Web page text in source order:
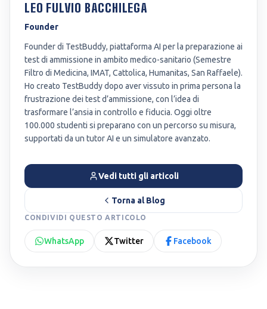
LEO FULVIO BACCHILEGA
Founder
Founder di TestBuddy, piattaforma AI per la preparazione ai
test di ammissione in ambito medico-sanitario (Semestre
Filtro di Medicina, IMAT, Cattolica, Humanitas, San Raffaele).
Ho creato TestBuddy dopo aver vissuto in prima persona la
frustrazione dei test d’ammissione, con l’idea di
trasformare l’ansia in controllo e fiducia. Oggi oltre
100.000 studenti si preparano con un percorso su misura,
supportati da un tutor AI e un simulatore avanzato.
Vedi tutti gli articoli
Torna al Blog
CONDIVIDI QUESTO ARTICOLO
WhatsApp Twitter Facebook